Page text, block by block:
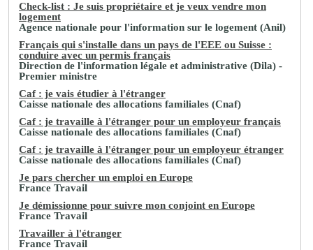
Check-list : Je suis propriétaire et je veux vendre mon
logement
Agence nationale pour l'information sur le logement (Anil)
Français qui s'installe dans un pays de l'EEE ou Suisse :
conduire avec un permis français
Direction de l'information légale et administrative (Dila) -
Premier ministre
Caf : je vais étudier à l'étranger
Caisse nationale des allocations familiales (Cnaf)
Caf : je travaille à l'étranger pour un employeur français
Caisse nationale des allocations familiales (Cnaf)
Caf : je travaille à l'étranger pour un employeur étranger
Caisse nationale des allocations familiales (Cnaf)
Je pars chercher un emploi en Europe
France Travail
Je démissionne pour suivre mon conjoint en Europe
France Travail
Travailler à l'étranger
France Travail